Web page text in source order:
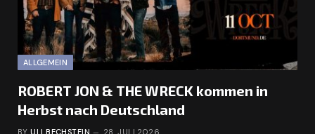
ALLGEMEIN
ROBERT JON & THE WRECK kommen in
Herbst nach Deutschland
BY ULI BECHSTEIN 28. JULI 2026